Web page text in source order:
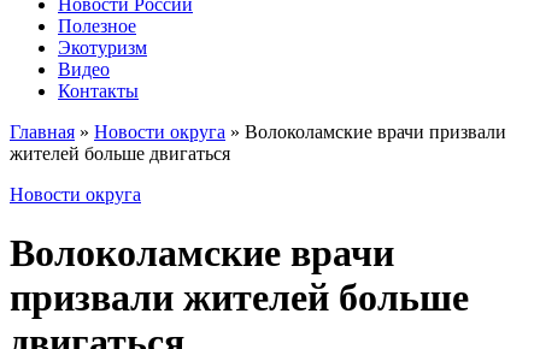
Полезное
Экотуризм
Видео
Контакты
Главная » Новости округа » Волоколамские врачи призвали
жителей больше двигаться
Новости округа
Волоколамские врачи
призвали жителей больше